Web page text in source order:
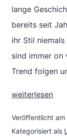
lange
bereits seit
ihr Stil
sind immer on
Trend folgen
Eine
/
Drehpendeluhr
weiterlesen
Veröffentlicht am
Kategorisiert als